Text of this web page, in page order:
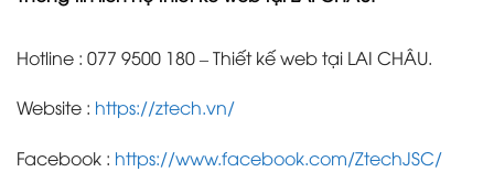
Hotline : 077 9500 180 – Thiết kế web tại LAI CHÂU.
Website : https://ztech.vn/
Facebook : https://www.facebook.com/ZtechJSC/